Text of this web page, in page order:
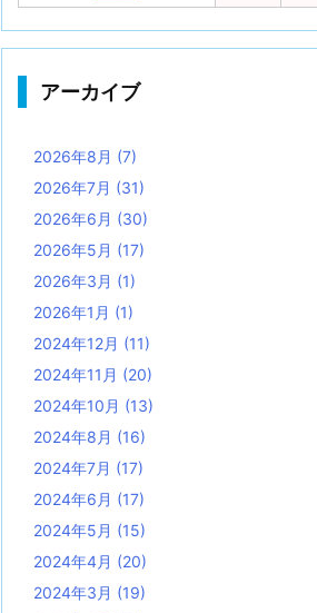
アーカイブ
2026年8月 (7)
2026年7月 (31)
2026年6月 (30)
2026年5月 (17)
2026年3月 (1)
2026年1月 (1)
2024年12月 (11)
2024年11月 (20)
2024年10月 (13)
2024年8月 (16)
2024年7月 (17)
2024年6月 (17)
2024年5月 (15)
2024年4月 (20)
2024年3月 (19)